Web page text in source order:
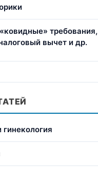
требования,
вычет и др.